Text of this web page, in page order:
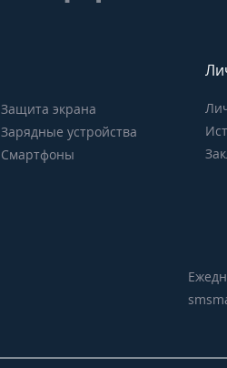
Защита экрана
Зарядные устройства
Смартфоны